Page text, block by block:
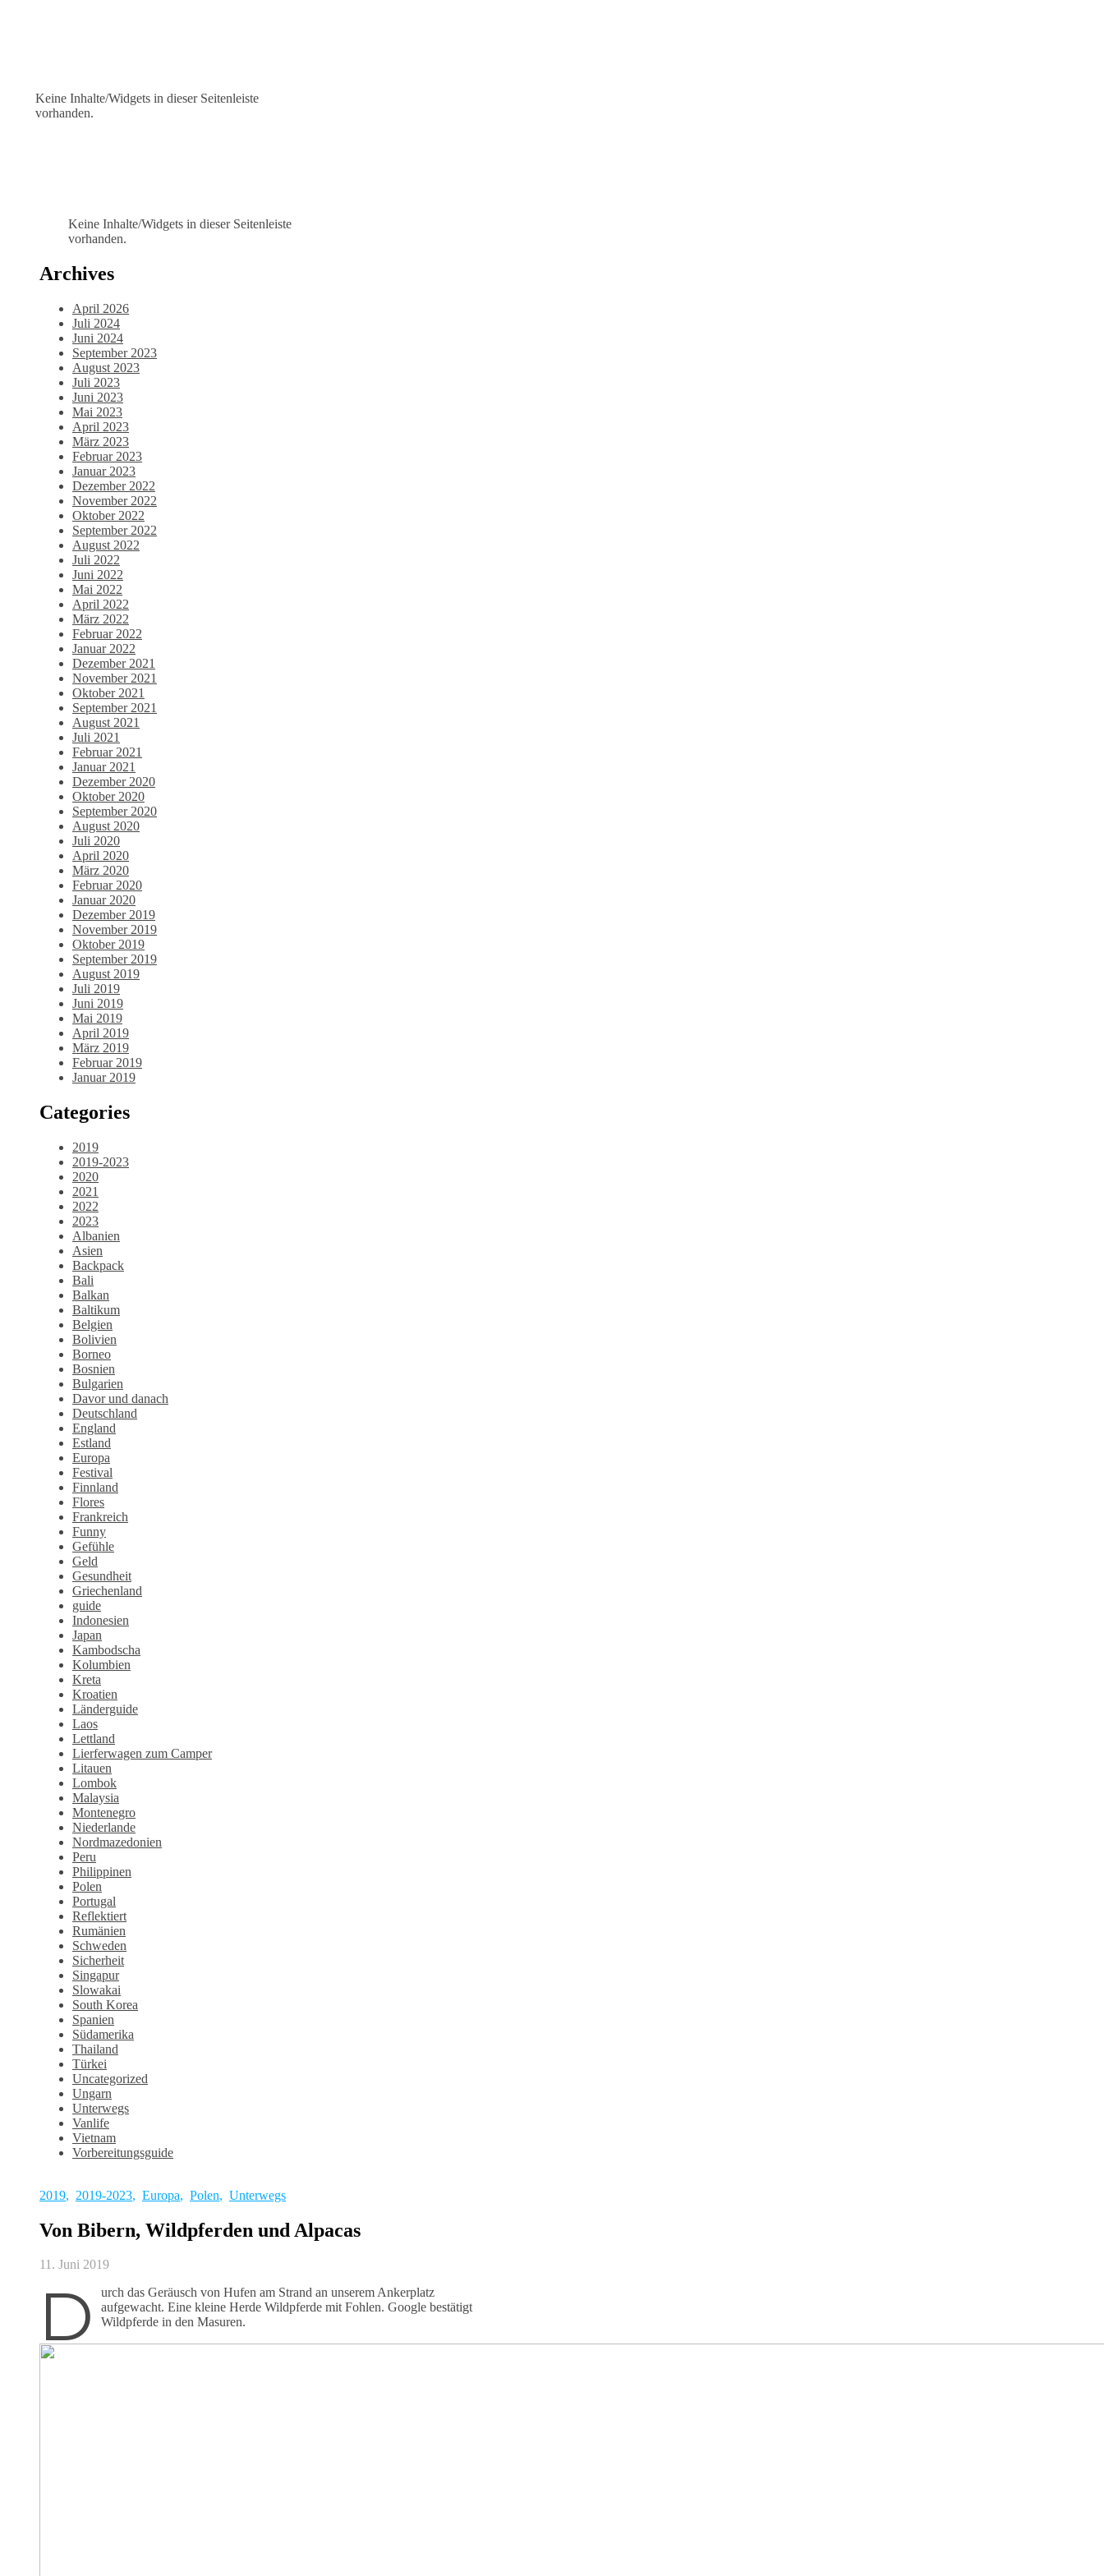
Keine Inhalte/Widgets in dieser Seitenleiste
vorhanden.
Keine Inhalte/Widgets in dieser Seitenleiste
vorhanden.
Archives
April 2026
Juli 2024
Juni 2024
September 2023
August 2023
Juli 2023
Juni 2023
Mai 2023
April 2023
März 2023
Februar 2023
Januar 2023
Dezember 2022
November 2022
Oktober 2022
September 2022
August 2022
Juli 2022
Juni 2022
Mai 2022
April 2022
März 2022
Februar 2022
Januar 2022
Dezember 2021
November 2021
Oktober 2021
September 2021
August 2021
Juli 2021
Februar 2021
Januar 2021
Dezember 2020
Oktober 2020
September 2020
August 2020
Juli 2020
April 2020
März 2020
Februar 2020
Januar 2020
Dezember 2019
November 2019
Oktober 2019
September 2019
August 2019
Juli 2019
Juni 2019
Mai 2019
April 2019
März 2019
Februar 2019
Januar 2019
Categories
2019
2019-2023
2020
2021
2022
2023
Albanien
Asien
Backpack
Bali
Balkan
Baltikum
Belgien
Bolivien
Borneo
Bosnien
Bulgarien
Davor und danach
Deutschland
England
Estland
Europa
Festival
Finnland
Flores
Frankreich
Funny
Gefühle
Geld
Gesundheit
Griechenland
guide
Indonesien
Japan
Kambodscha
Kolumbien
Kreta
Kroatien
Länderguide
Laos
Lettland
Lierferwagen zum Camper
Litauen
Lombok
Malaysia
Montenegro
Niederlande
Nordmazedonien
Peru
Philippinen
Polen
Portugal
Reflektiert
Rumänien
Schweden
Sicherheit
Singapur
Slowakai
South Korea
Spanien
Südamerika
Thailand
Türkei
Uncategorized
Ungarn
Unterwegs
Vanlife
Vietnam
Vorbereitungsguide
2019, 2019-2023, Europa, Polen, Unterwegs
Von Bibern, Wildpferden und Alpacas
11. Juni 2019
D
urch das Geräusch von Hufen am Strand an unserem Ankerplatz
aufgewacht. Eine kleine Herde Wildpferde mit Fohlen. Google bestätigt
Wildpferde in den Masuren.